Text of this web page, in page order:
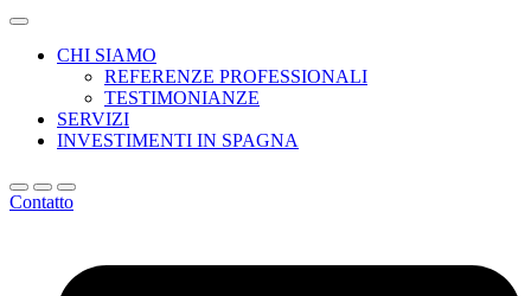
CHI SIAMO
REFERENZE PROFESSIONALI
TESTIMONIANZE
SERVIZI
INVESTIMENTI IN SPAGNA
Contatto